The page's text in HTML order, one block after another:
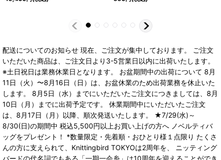
配送についてのお知らせ 現在、ご注文が集中しております。 ご注文
いただいた商品は、ご注文日より3-5営業日以内に出荷いたします。
※土日祝日は業務休業日となります。 お盆期間中の出荷について 8月
11日（火）〜8月16日（日）は、お盆休業のため出荷業務を休止いた
します。 8月5日（水）までにいただいたご注文につきましては、8月
10日（月）までに出荷予定です。 休業期間中にいただいたご注文
は、8月17日（月）以降、順次発送いたします。 ★7/29(水)～
8/30(日)の期間中 税込5,500円以上お買い上げの方へ ノベルティバ
ッグをプレゼント！ *数量限定・先着順・おひとり様１点限り たくさ
んの方に支えられて、Knittingbird TOKYOは2周年を、 ニッティング
バードの代名詞でもある「一期一会糸」は10周年を迎えることができ